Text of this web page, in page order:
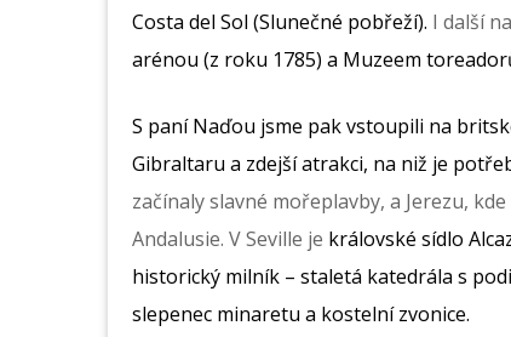
Costa del Sol (Slunečné pobřeží). I další
arénou (z roku 1785) a Muzeem
S paní Naďou jsme pak vstoupili na
Gibraltaru a zdejší atrakci, na niž je
začínaly slavné mořeplavby, a Jerezu, kde
Andalusie. V Seville je královské sídlo
historický milník – staletá katedrála s
slepenec minaretu a kostelní zvonice.